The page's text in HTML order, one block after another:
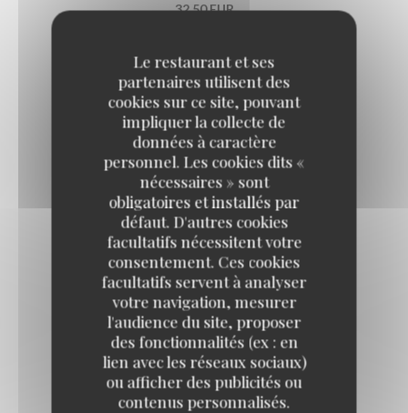
Le restaurant et ses
partenaires utilisent des
cookies sur ce site, pouvant
impliquer la collecte de
données à caractère
personnel. Les cookies dits «
nécessaires » sont
obligatoires et installés par
défaut. D'autres cookies
facultatifs nécessitent votre
consentement. Ces cookies
facultatifs servent à analyser
votre navigation, mesurer
l'audience du site, proposer
des fonctionnalités (ex : en
lien avec les réseaux sociaux)
ou afficher des publicités ou
contenus personnalisés.
32,50 EUR
Les plats du jour du jeudi
CASSOULET LIPP
26,50 EUR
AÏOLI DE CABILLAUD
Œuf plein air, bulots, légumes d'été
29,50 EUR
Les plats du jour du vendredi
RAIE AU BEURRE NOISETTE, CÂPRES